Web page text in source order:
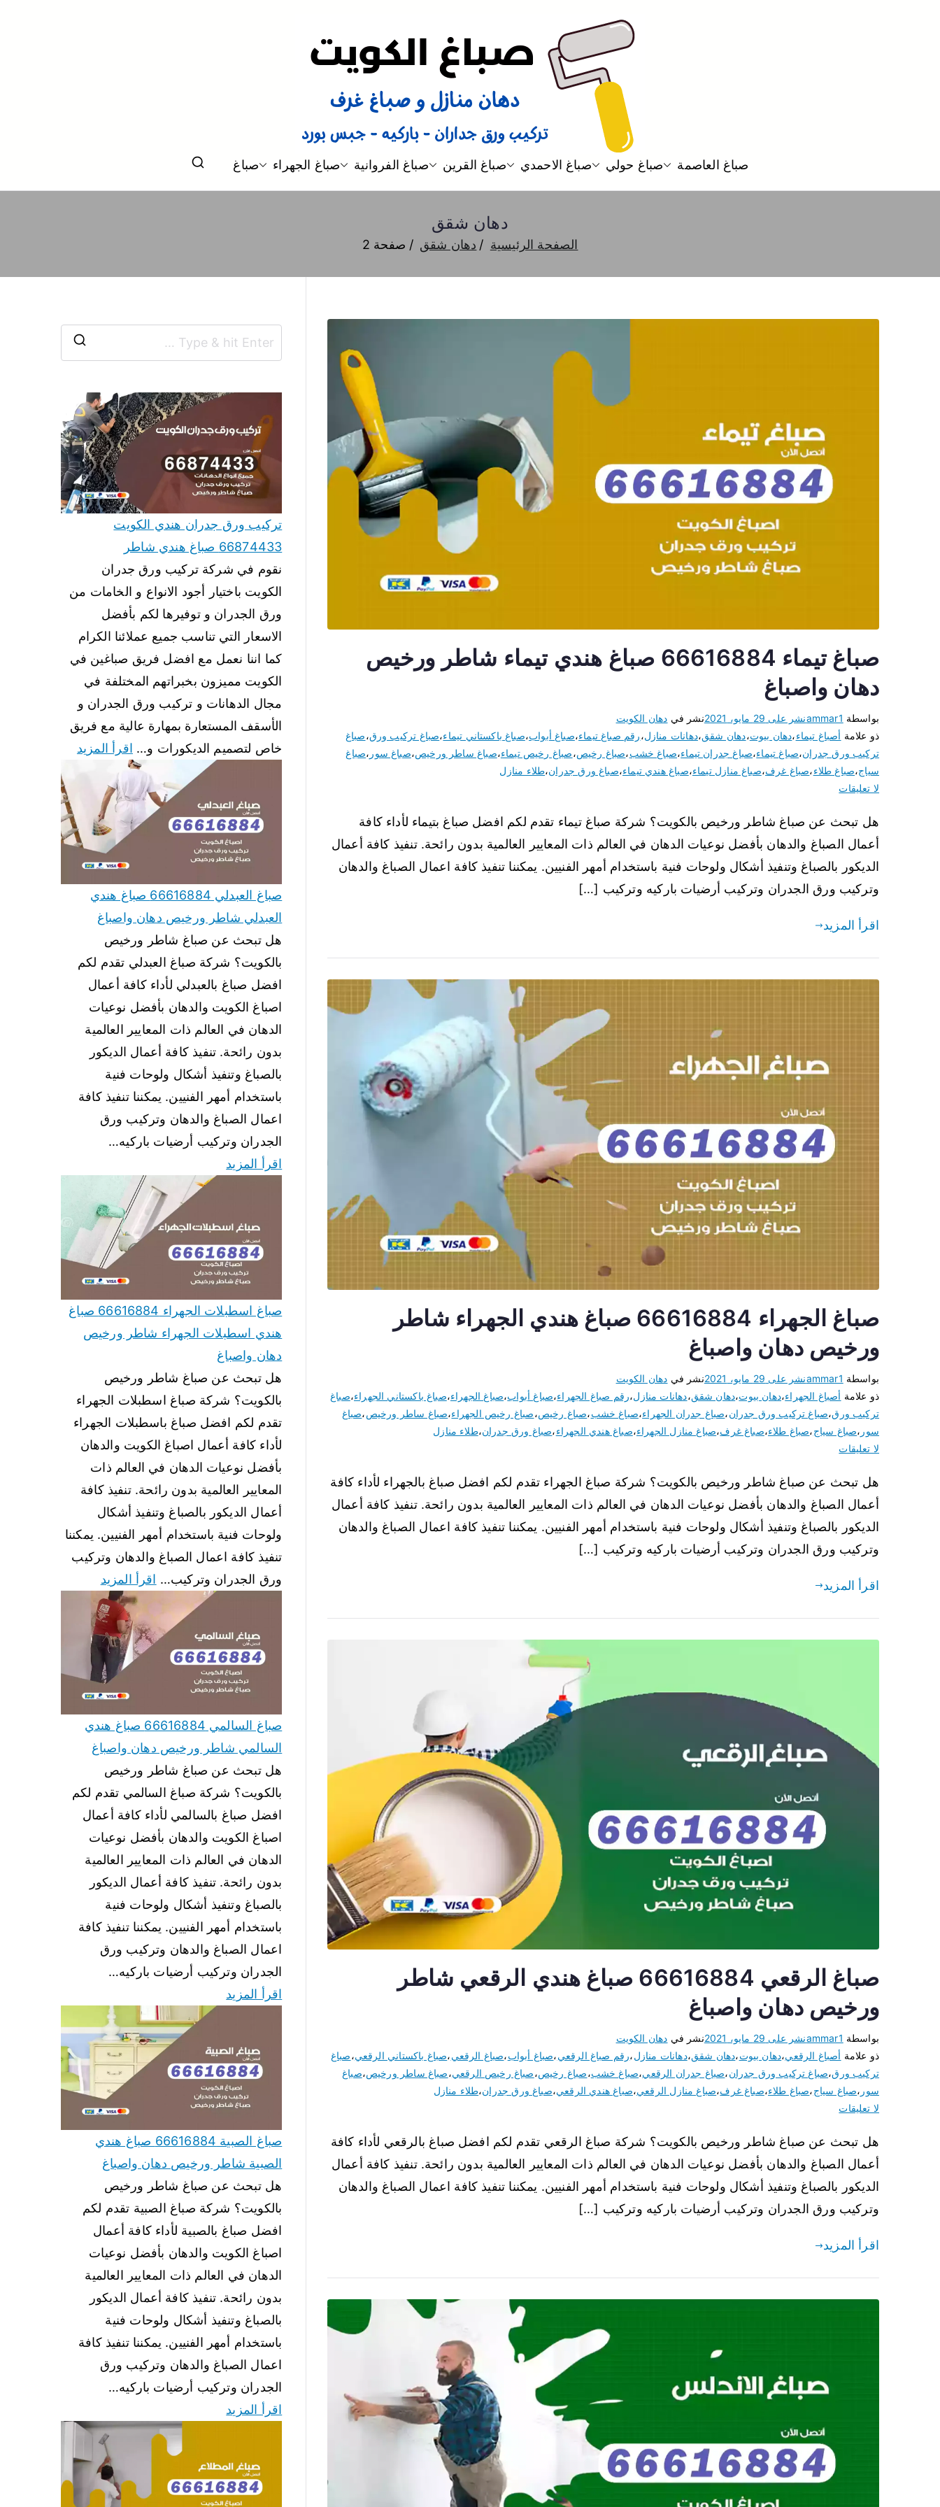
صباغ
صباغ الكويت 66616884 صباغ هندي رخيص و شاطر دهان منازل وتركيب ورق جدران صباغ العاصمة صباغ حولي صباغ الاحمدي صباغ القرين صباغ الفروانية صباغ الجهراء صباغ
دهان شقق
الصفحة الرئيسية دهان شقق صفحة 2
صباغ تيماء 66616884 صباغ هندي تيماء شاطر ورخيص
دهان واصباغ
بواسطة ammar1نشر على 29 مايو، 2021 نشر في دهان الكويت
ذو علامة أصباغ تيماء،دهان بيوت،دهان شقق،دهانات منازل،رقم صباغ تيماء،صباغ أبواب،صباغ باكستاني تيماء،صباغ تركيب ورق،صباغ
تركيب ورق جدران،صباغ تيماء،صباغ جدران تيماء،صباغ خشب،صباغ رخيص،صباغ رخيص تيماء،صباغ ساطر ورخيص،صباغ سور ،صباغ
سياج،صباغ طلاء،صباغ غرف،صباغ منازل تيماء،صباغ هندي تيماء،صباغ ورق جدران،طلاء منازل
لا تعليقات
هل تبحث عن صباغ شاطر ورخيص بالكويت؟ شركة صباغ تيماء تقدم لكم افضل صباغ بتيماء لأداء كافة
أعمال الصباغ والدهان بأفضل نوعيات الدهان في العالم ذات المعايير العالمية بدون رائحة. تنفيذ كافة أعمال
الديكور بالصباغ وتنفيذ أشكال ولوحات فنية باستخدام أمهر الفنيين. يمكننا تنفيذ كافة اعمال الصباغ والدهان
وتركيب ورق الجدران وتركيب أرضيات باركيه وتركيب […]
اقرأ المزيد
صباغ الجهراء 66616884 صباغ هندي الجهراء شاطر
ورخيص دهان واصباغ
بواسطة ammar1نشر على 29 مايو، 2021 نشر في دهان الكويت
ذو علامة أصباغ الجهراء،دهان بيوت،دهان شقق،دهانات منازل،رقم صباغ الجهراء،صباغ أبواب،صباغ الجهراء،صباغ باكستاني الجهراء،صباغ
تركيب ورق،صباغ تركيب ورق جدران،صباغ جدران الجهراء،صباغ خشب،صباغ رخيص،صباغ رخيص الجهراء،صباغ ساطر ورخيص،صباغ
سور ،صباغ سياج،صباغ طلاء،صباغ غرف،صباغ منازل الجهراء،صباغ هندي الجهراء،صباغ ورق جدران،طلاء منازل
لا تعليقات
هل تبحث عن صباغ شاطر ورخيص بالكويت؟ شركة صباغ الجهراء تقدم لكم افضل صباغ بالجهراء لأداء كافة
أعمال الصباغ والدهان بأفضل نوعيات الدهان في العالم ذات المعايير العالمية بدون رائحة. تنفيذ كافة أعمال
الديكور بالصباغ وتنفيذ أشكال ولوحات فنية باستخدام أمهر الفنيين. يمكننا تنفيذ كافة اعمال الصباغ والدهان
وتركيب ورق الجدران وتركيب أرضيات باركيه وتركيب […]
اقرأ المزيد
صباغ الرقعي 66616884 صباغ هندي الرقعي شاطر
ورخيص دهان واصباغ
بواسطة ammar1نشر على 29 مايو، 2021 نشر في دهان الكويت
ذو علامة أصباغ الرقعي،دهان بيوت،دهان شقق،دهانات منازل،رقم صباغ الرقعي،صباغ أبواب،صباغ الرقعي،صباغ باكستاني الرقعي،صباغ
تركيب ورق،صباغ تركيب ورق جدران،صباغ جدران الرقعي،صباغ خشب،صباغ رخيص،صباغ رخيص الرقعي،صباغ ساطر ورخيص،صباغ
سور ،صباغ سياج،صباغ طلاء،صباغ غرف،صباغ منازل الرقعي،صباغ هندي الرقعي،صباغ ورق جدران،طلاء منازل
لا تعليقات
هل تبحث عن صباغ شاطر ورخيص بالكويت؟ شركة صباغ الرقعي تقدم لكم افضل صباغ بالرقعي لأداء كافة
أعمال الصباغ والدهان بأفضل نوعيات الدهان في العالم ذات المعايير العالمية بدون رائحة. تنفيذ كافة أعمال
الديكور بالصباغ وتنفيذ أشكال ولوحات فنية باستخدام أمهر الفنيين. يمكننا تنفيذ كافة اعمال الصباغ والدهان
وتركيب ورق الجدران وتركيب أرضيات باركيه وتركيب […]
اقرأ المزيد
تركيب ورق جدران هندي الكويت
66874433 صباغ هندي شاطر
نقوم في شركة تركيب ورق جدران
الكويت باختيار أجود الانواع و الخامات من
ورق الجدران و توفيرها لكم بأفضل
الاسعار التي تناسب جميع عملائنا الكرام
كما اننا نعمل مع افضل فريق صباغين في
الكويت مميزون بخبراتهم المختلفة في
مجال الدهانات و تركيب ورق الجدران و
الأسقف المستعارة بمهارة عالية مع فريق
خاص لتصميم الديكورات و… اقرأ المزيد
صباغ العبدلي 66616884 صباغ هندي
العبدلي شاطر ورخيص دهان واصباغ
هل تبحث عن صباغ شاطر ورخيص
بالكويت؟ شركة صباغ العبدلي تقدم لكم
افضل صباغ بالعبدلي لأداء كافة أعمال
اصباغ الكويت والدهان بأفضل نوعيات
الدهان في العالم ذات المعايير العالمية
بدون رائحة. تنفيذ كافة أعمال الديكور
بالصباغ وتنفيذ أشكال ولوحات فنية
باستخدام أمهر الفنيين. يمكننا تنفيذ كافة
اعمال الصباغ والدهان وتركيب ورق
الجدران وتركيب أرضيات باركيه…
اقرأ المزيد
صباغ اسطبلات الجهراء 66616884 صباغ
هندي اسطبلات الجهراء شاطر ورخيص
دهان واصباغ
هل تبحث عن صباغ شاطر ورخيص
بالكويت؟ شركة صباغ اسطبلات الجهراء
تقدم لكم افضل صباغ باسطبلات الجهراء
لأداء كافة أعمال اصباغ الكويت والدهان
بأفضل نوعيات الدهان في العالم ذات
المعايير العالمية بدون رائحة. تنفيذ كافة
أعمال الديكور بالصباغ وتنفيذ أشكال
ولوحات فنية باستخدام أمهر الفنيين. يمكننا
تنفيذ كافة اعمال الصباغ والدهان وتركيب
ورق الجدران وتركيب… اقرأ المزيد
صباغ السالمي 66616884 صباغ هندي
السالمي شاطر ورخيص دهان واصباغ
هل تبحث عن صباغ شاطر ورخيص
بالكويت؟ شركة صباغ السالمي تقدم لكم
افضل صباغ بالسالمي لأداء كافة أعمال
اصباغ الكويت والدهان بأفضل نوعيات
الدهان في العالم ذات المعايير العالمية
بدون رائحة. تنفيذ كافة أعمال الديكور
بالصباغ وتنفيذ أشكال ولوحات فنية
باستخدام أمهر الفنيين. يمكننا تنفيذ كافة
اعمال الصباغ والدهان وتركيب ورق
الجدران وتركيب أرضيات باركيه…
اقرأ المزيد
صباغ الصبية 66616884 صباغ هندي
الصبية شاطر ورخيص دهان واصباغ
هل تبحث عن صباغ شاطر ورخيص
بالكويت؟ شركة صباغ الصبية تقدم لكم
افضل صباغ بالصبية لأداء كافة أعمال
اصباغ الكويت والدهان بأفضل نوعيات
الدهان في العالم ذات المعايير العالمية
بدون رائحة. تنفيذ كافة أعمال الديكور
بالصباغ وتنفيذ أشكال ولوحات فنية
باستخدام أمهر الفنيين. يمكننا تنفيذ كافة
اعمال الصباغ والدهان وتركيب ورق
الجدران وتركيب أرضيات باركيه…
اقرأ المزيد